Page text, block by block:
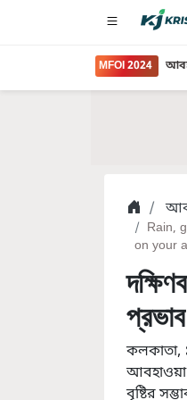
MFOI 2024
Rain,
on your
কলকাতা,
আবহাওয়া
বৃষ্টির